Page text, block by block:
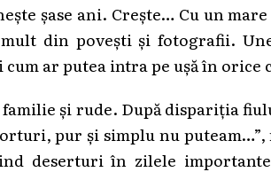
șase ani. Crește… Cu un
din povești și fotografii.
ar putea intra pe ușă în orice
și rude. După dispariția
pur și simplu nu
deserturi în zilele